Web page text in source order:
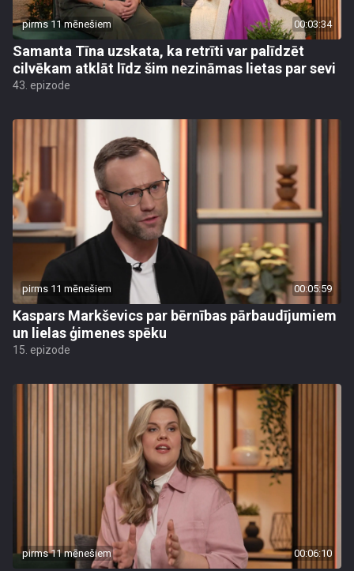
pirms 11 mēnešiem 00:03:34
Samanta Tīna uzskata, ka retrīti var palīdzēt
cilvēkam atklāt līdz šim nezināmas lietas par sevi
43. epizode
pirms 11 mēnešiem 00:05:59
Kaspars Markševics par bērnības pārbaudījumiem
un lielas ģimenes spēku
15. epizode
pirms 11 mēnešiem 00:06:10